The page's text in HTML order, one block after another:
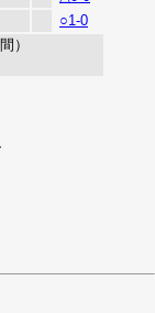
○1-0
）